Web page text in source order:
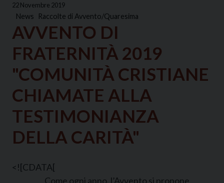
22 Novembre 2019
News Raccolte di Avvento/Quaresima
AVVENTO DI
FRATERNITÀ 2019
"COMUNITÀ CRISTIANE
CHIAMATE ALLA
TESTIMONIANZA
DELLA CARITÀ"
<![CDATA[
Come ogni anno, l’Avvento si propone